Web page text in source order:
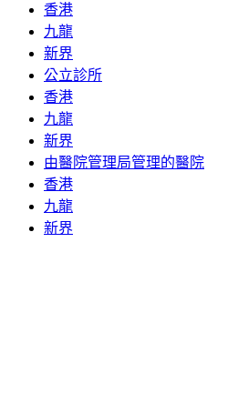
香港
九龍
新界
公立診所
香港
九龍
新界
由醫院管理局管理的醫院
香港
九龍
新界